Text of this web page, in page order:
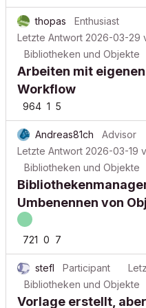
thopas
Enthusiast
Letzte Antwort 2026-03-29
Bibliotheken und Objekte
Arbeiten mit
Workflow
964 1 5
Andreas81ch
Advisor
Letzte Antwort 2026-03-19
Bibliotheken und Objekte
Umbenennen von
721 0 7
stefl Participant
Bibliotheken und Objekte
Vorlage erstellt,